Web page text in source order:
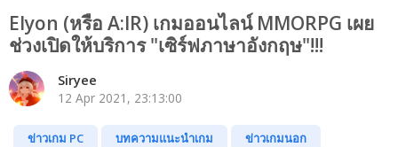
Elyon (หรือ A:IR) เกมออนไลน์ MMORPG เผย
ช่วงเปิดให้บริการ "เซิร์ฟภาษาอังกฤษ"!!!
Siryee
12 Apr 2021, 23:13:00
ข่าวเกม PC บทความแนะนำเกม
ข่าวเกมนอก